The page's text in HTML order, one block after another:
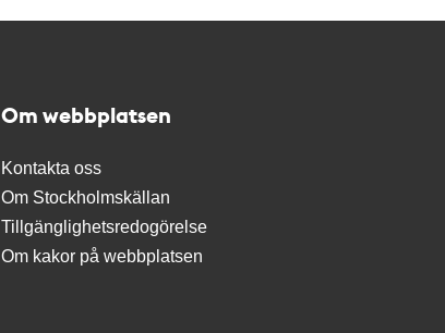
Om webbplatsen
Kontakta oss
Om Stockholmskällan
Tillgänglighetsredogörelse
Om kakor på webbplatsen